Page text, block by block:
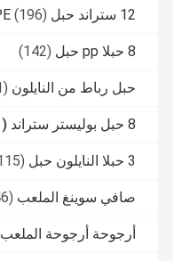
12 ستراند حبل UHMWPE (196)
8 حبلا pp حبل (142)
حبل رباط من النايلون (101)
8 حبل بوليستر ستراند (101)
3 حبلا النايلون حبل (115)
صافي سوينغ الملعب (46)
أرجوحة أرجوحة الملعب